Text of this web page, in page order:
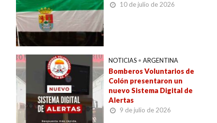
10 de julio de 2026
NOTICIAS • ARGENTINA
Bomberos Voluntarios de
Colón presentaron un
nuevo Sistema Digital de
Alertas
9 de julio de 2026